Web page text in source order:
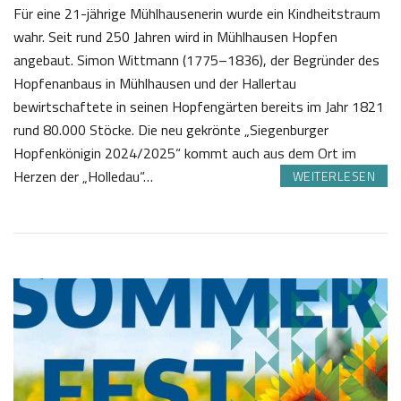
Für eine 21-jährige Mühlhausenerin wurde ein Kindheitstraum
wahr. Seit rund 250 Jahren wird in Mühlhausen Hopfen
angebaut. Simon Wittmann (1775–1836), der Begründer des
Hopfenanbaus in Mühlhausen und der Hallertau
bewirtschaftete in seinen Hopfengärten bereits im Jahr 1821
rund 80.000 Stöcke. Die neu gekrönte „Siegenburger
Hopfenkönigin 2024/2025“ kommt auch aus dem Ort im
Herzen der „Holledau“…
WEITERLESEN
1
0
9
2
2
4
o
e
f
K
s
t